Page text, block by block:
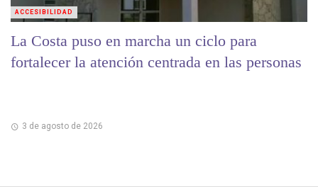
La Costa puso en marcha un ciclo para
fortalecer la atención centrada en las personas
3 de agosto de 2026
ACCESIBILIDAD